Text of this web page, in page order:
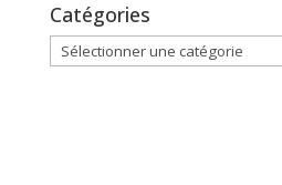
Catégories
Catégories